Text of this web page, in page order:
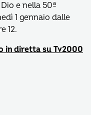
e nella 50ª
1 gennaio dalle
12.
in diretta su Tv2000